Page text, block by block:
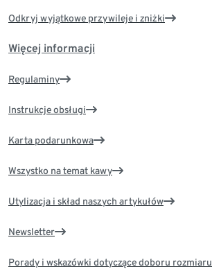
Odkryj wyjątkowe przywileje i zniżki
Więcej informacji
Regulaminy
Instrukcje obsługi
Karta podarunkowa
Wszystko na temat kawy
Utylizacja i skład naszych artykułów
Newsletter
Porady i wskazówki dotyczące doboru rozmiaru